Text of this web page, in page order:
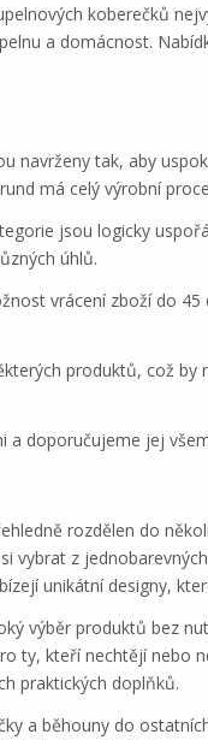
koberečků
a domácnost.
navrženy tak, aby
má celý výrobní
jsou logicky
úhlů.
vrácení zboží do
produktů, což
a doporučujeme jej
rozdělen do
vybrat z
unikátní designy,
výběr produktů bez
ty, kteří nechtějí nebo
praktických doplňků.
a běhouny do